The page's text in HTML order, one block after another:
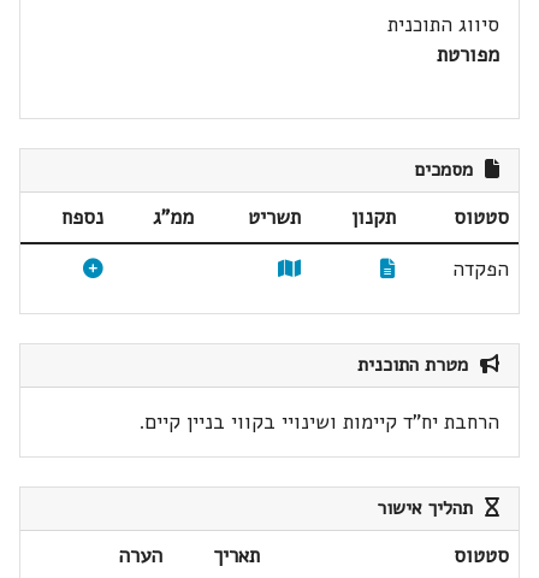
סיווג התוכנית
מפורטת
מסמכים
סטטוס תקנון תשריט ממ"ג
נספח
הפקדה
מטרת התוכנית
הרחבת יח"ד קיימות ושינויי בקווי בניין קיים.
תהליך אישור
סטטוס תאריך
הערה